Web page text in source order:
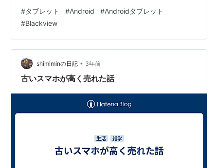
の小ささがかなり気になってしまいました。 iPadだとデ
カすぎて、容量もSDカードで増やせないため、漫画を読
む用には使えません。 そこでAndroidのタブレットを買
うことにしました。 色々調べ、こちらの端末を購入しま
した。 Blackview Tab15 Pro という…
#タブレット #Android #Androidタブレット
#Blackview
shimiminの日記 • 3年前
古いスマホが高く売れた話